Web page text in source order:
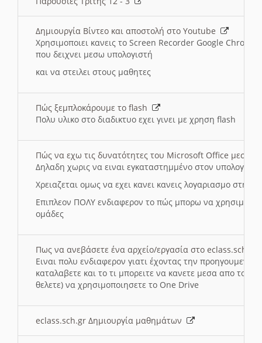
Δημιουργία Βίντεο και αποστολή στο Youtube
Χρησιμοποιει κανεις το Screen Recorder Google Chrome
που δειχνει μεσω υπολογιστή
και να στειλει στους μαθητες
Πώς ξεμπλοκάρουμε το flash
Πολυ υλικο στο διαδικτυο εχει γινει με χρηση flash
Πώς να εχω τις δυνατότητες του Microsoft Office μεσω
Δηλαδη χωρις να ειναι εγκαταστημμένο στον
Χρειαζεται ομως να εχει κανει κανεις λογαριασμο στη
Επιπλεον ΠΟΛΥ ενδιαφερον το πώς μπορω να
ομάδες
Πως να ανεβάσετε ένα αρχείο/εργασία στο eclass.sch.gr
Ειναι πολυ ενδιαφερον γιατι έχοντας την
καταλαβετε και το τι μπορειτε να κανετε μεσα απο το
θελετε) να χρησιμοποιησετε το One Drive
eclass.sch.gr Δημιουργία μαθημάτων